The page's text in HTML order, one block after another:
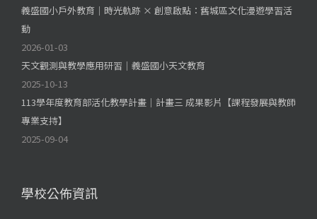
義盛國小戶外教育｜時光軌跡 × 創意啟點：舊城區文化漫遊學習活
動
2026-01-03
天文觀測與教學應用研習｜義盛國小天文教育
2025-10-13
113學年度教育部活化教學計畫｜計畫三 成果影片【課程發展與教師
專業支持】
2025-09-04
學校公佈資訊